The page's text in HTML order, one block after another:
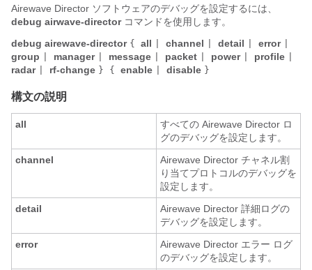
Airewave Director ソフトウェアのデバッグを設定するには、
debug airwave-director コマンドを使用します。
debug airewave-director { all channel detail error
group manager message packet power profile
radar rf-change } { enable disable }
構文の説明
all
すべての Airewave Director ロ
グのデバッグを設定します。
channel
Airewave Director チャネル割
り当てプロトコルのデバッグを
設定します。
detail
Airewave Director 詳細ログの
デバッグを設定します。
error
Airewave Director エラー ログ
のデバッグを設定します。